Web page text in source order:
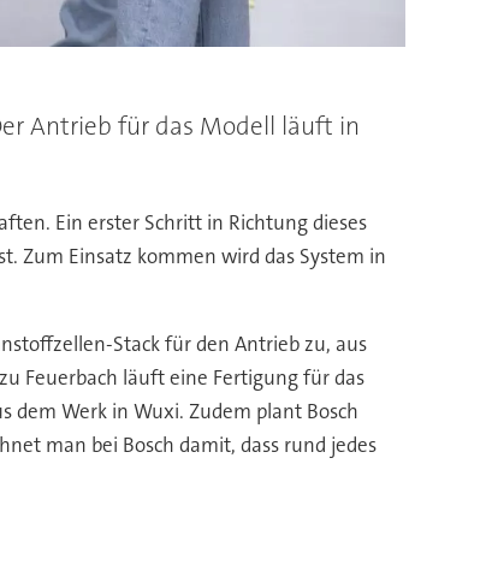
Antrieb für das Modell läuft in
Ein erster Schritt in Richtung dieses
Zum Einsatz kommen wird das System in
Stack für den Antrieb zu, aus
Feuerbach läuft eine Fertigung für das
Werk in Wuxi. Zudem plant Bosch
man bei Bosch damit, dass rund jedes